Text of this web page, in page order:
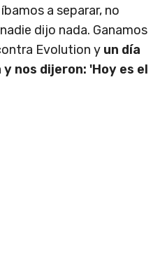
a separar, no
dijo nada. Ganamos
Evolution y un día
nos dijeron: 'Hoy es el